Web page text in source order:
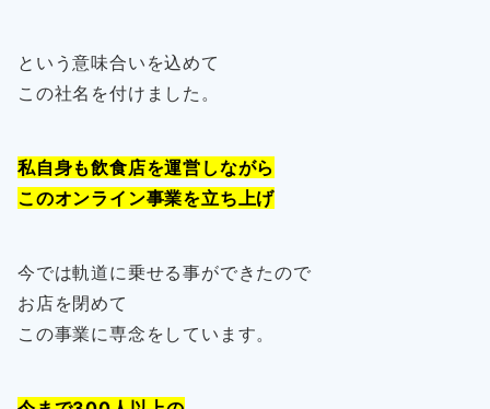
という意味合いを込めて
この社名を付けました。
私自身も飲食店を運営しながら
このオンライン事業を立ち上げ
今では軌道に乗せる事ができたので
お店を閉めて
この事業に専念をしています。